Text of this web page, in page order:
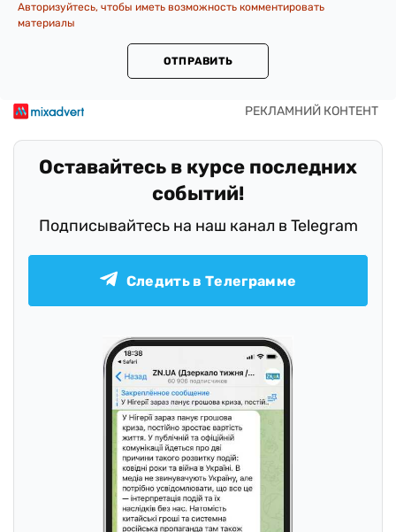
Авторизуйтесь, чтобы иметь возможность комментировать
материалы
ОТПРАВИТЬ
Оставайтесь в курсе последних
событий!
Подписывайтесь на наш канал в Telegram
Следить в Телеграмме